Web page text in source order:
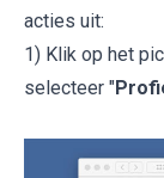
acties uit:
1) Klik op het
selecteer "